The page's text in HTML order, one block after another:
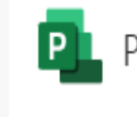
Previous